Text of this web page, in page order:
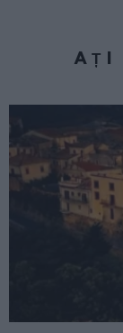
AȚI